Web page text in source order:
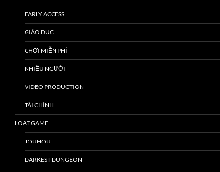
EARLY ACCESS
GIÁO DỤC
CHƠI MIỄN PHÍ
NHIỀU NGƯỜI
VIDEO PRODUCTION
TÀI CHÍNH
LOẠT GAME
TOUHOU
DARKEST DUNGEON